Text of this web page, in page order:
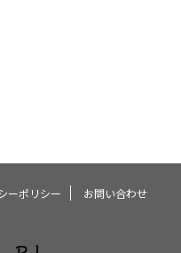
ーポリシー お問い合わせ